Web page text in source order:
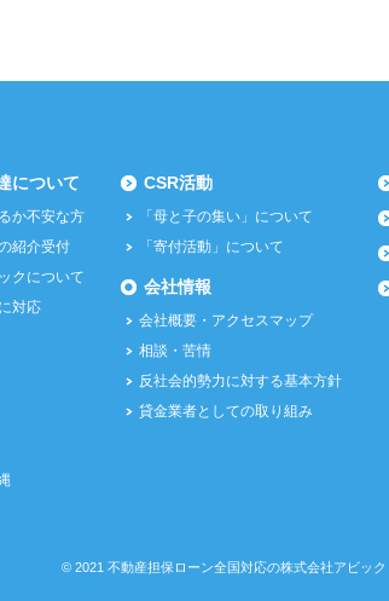
について
か不安な方
紹介受付
クについて
対応
CSR活動
「母と子の集い」について
「寄付活動」について
会社情報
会社概要・アクセスマップ
相談・苦情
反社会的勢力に対する基本方針
貸金業者としての取り組み
©2021 不動産担保ローン全国対応の株式会社アビック